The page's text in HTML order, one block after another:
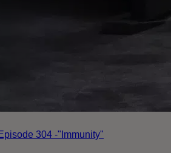
304 -"Immunity"